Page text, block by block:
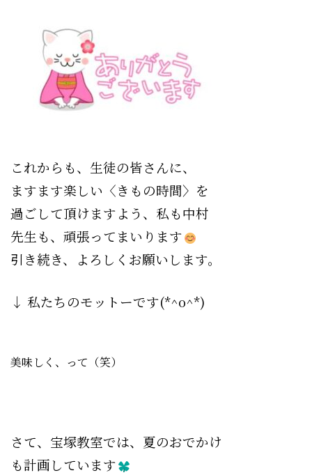
これからも、生徒の皆さんに、
ますます楽しい〈きもの時間〉を
過ごして頂けますよう、私も中村
先生も、頑張ってまいります
引き続き、よろしくお願いします。
↓ 私たちのモットーです(*^o^*)
美味しく、って（笑）
さて、宝塚教室では、夏のおでかけ
も計画しています